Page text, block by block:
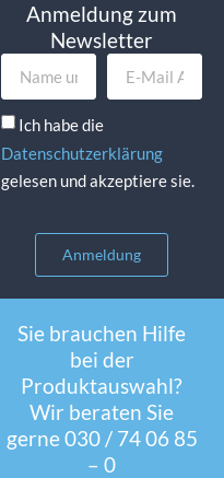
Anmeldung zum
Newsletter
Ich habe die
Datenschutzerklärung
gelesen und akzeptiere sie.
Anmeldung
Sie brauchen Hilfe
bei der
Produktauswahl?
Wir beraten Sie
gerne 030 / 74 06 85
– 0